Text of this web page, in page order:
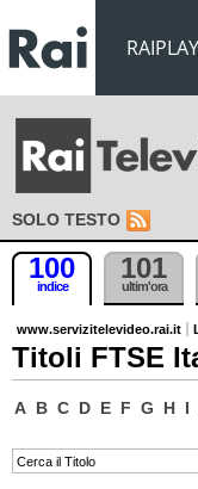
RAIPLAY
SOLO TESTO
100
indice
101
ultim'ora
www.servizitelevideo.rai.it
Titoli FTSE
A B C D E F G H I